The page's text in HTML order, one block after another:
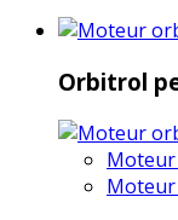
Orbitrol
Moteur